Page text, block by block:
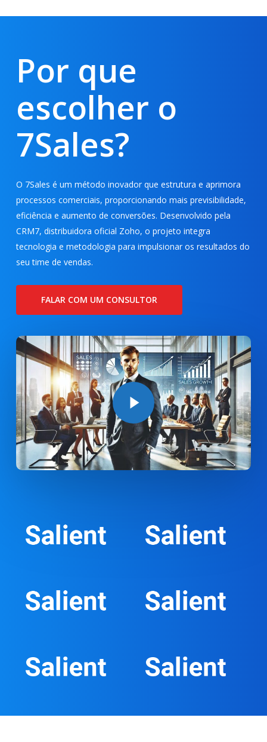
Por que
escolher o
7Sales?
O 7Sales é um método inovador que estrutura e aprimora
processos comerciais, proporcionando mais previsibilidade,
eficiência e aumento de conversões. Desenvolvido pela
CRM7, distribuidora oficial Zoho, o projeto integra
tecnologia e metodologia para impulsionar os resultados do
seu time de vendas.
FALAR COM UM CONSULTOR
Play Video
Play Video